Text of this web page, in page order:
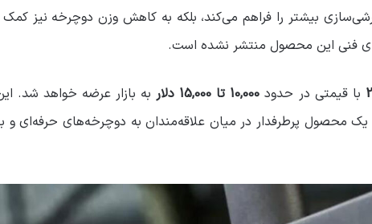
بیشتر را فراهم می‌کند، بلکه به کاهش وزن دوچرخه نیز
فنی این محصول منتشر نشده است.
با قیمتی در حدود 10,000 تا 15,000 دلار
به بازار عرضه خواهد شد.
محصول پرطرفدار در میان علاقه‌مندان به دوچرخه‌های حرفه‌ای و